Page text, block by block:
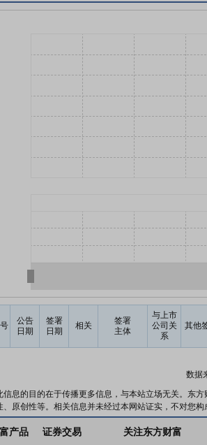
公告
日期
签署
日期
相关
签署
主体
与上市
公司关
系
其他
数据
信息的目的在于传播更多信息，与本站立场无关。东
原创性等。相关信息并未经过本网站证实，不对您
产品 证券交易 关注东方财富